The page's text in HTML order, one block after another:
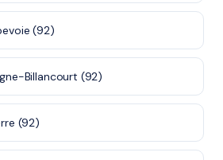
(92)
Billancourt (92)
(92)